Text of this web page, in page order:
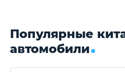
Популярные
автомобили